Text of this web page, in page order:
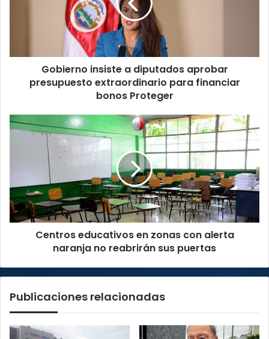
financiar
Proteger
Gobierno insiste a diputados aprobar
presupuesto extraordinario para financiar
bonos Proteger
Centros
educativos
alerta
naranja
no
reabrirán
Centros educativos en zonas con alerta
naranja no reabrirán sus puertas
Publicaciones relacionadas